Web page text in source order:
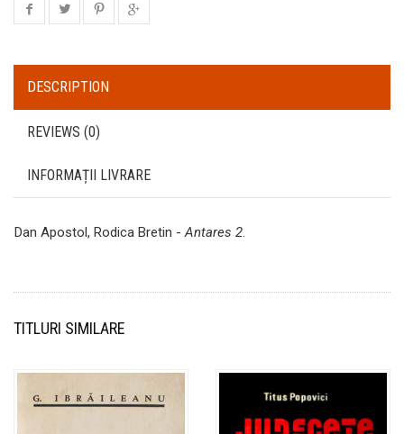
DESCRIPTION
REVIEWS (0)
INFORMAȚII LIVRARE
Dan Apostol, Rodica Bretin -Antares 2.
TITLURI SIMILARE